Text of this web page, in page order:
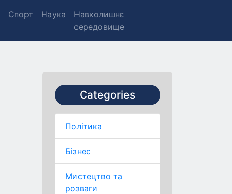
Спорт Наука
Навколишнє
середовище
Categories
Політика
Бізнес
Мистецтво та
розваги